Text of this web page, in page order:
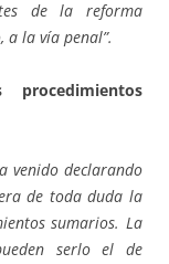
de la reforma
a la vía penal”.
venido declarando
de toda duda la
sumarios. La
serlo el de